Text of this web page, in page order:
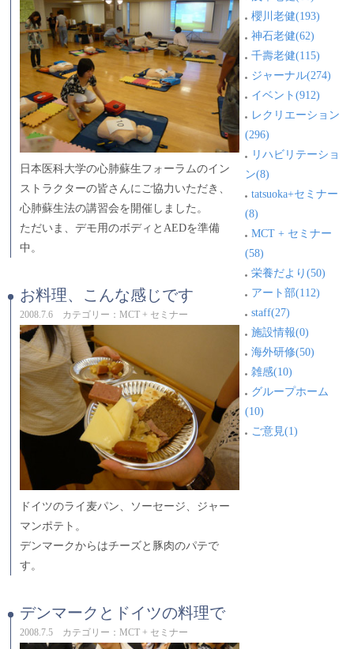
日本医科大学の心肺蘇生フォーラムのイン
ストラクターの皆さんにご協力いただき、
心肺蘇生法の講習会を開催しました。
ただいま、デモ用のボディとAEDを準備
中。
お料理、こんな感じです
2008.7.6 カテゴリー：MCT + セミナー
ドイツのライ麦パン、ソーセージ、ジャー
マンポテト。
デンマークからはチーズと豚肉のパテで
す。
デンマークとドイツの料理で
2008.7.5 カテゴリー：MCT + セミナー
櫻川老健(193)
神石老健(62)
千壽老健(115)
ジャーナル(274)
イベント(912)
レクリエーション
(296)
リハビリテーショ
ン(8)
tatsuoka+セミナー
(8)
MCT + セミナー
(58)
栄養だより(50)
アート部(112)
staff(27)
施設情報(0)
海外研修(50)
雑感(10)
グループホーム
(10)
ご意見(1)